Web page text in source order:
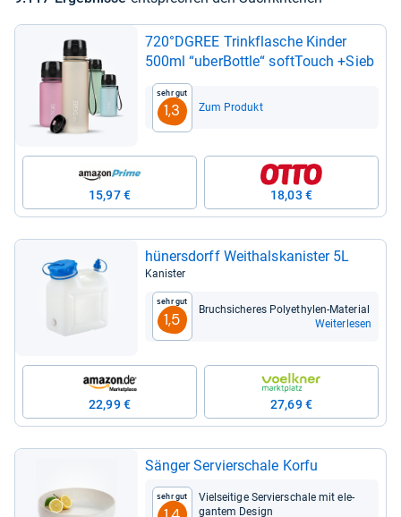
720°DGREE Trink­fla­sche Kin­der
500ml “uber­Bottle“ soft­Touch +Sieb
Sehr gut
1,3 Zum Produkt
15,97 € 18,03 €
hüners­dorff Weit­hals­ka­nis­ter 5L
Kanister
Sehr gut
1,5
Bruch­si­che­res Poly­ethy­len-​Mate­rial
Weiterlesen
22,99 € 27,69 €
Sän­ger Ser­vier­schale Korfu
Sehr gut
Viel­sei­tige Ser­vier­schale mit ele­
gan­tem Design